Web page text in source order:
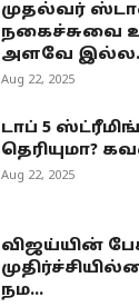
முதல்வர்
நகைச்சுவை
அளவே
Aug 22, 2025
டாப் 5
தெரியுமா?
Aug 22, 2025
விஜய்யின்
நம...